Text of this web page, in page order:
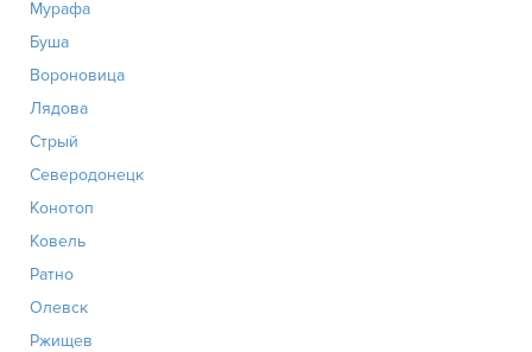
Мурафа
Буша
Вороновица
Лядова
Стрый
Северодонецк
Конотоп
Ковель
Ратно
Олевск
Ржищев